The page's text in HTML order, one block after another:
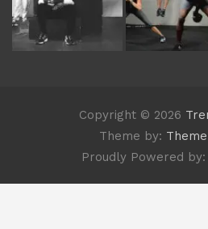
Copyright © 2026
Theme by:
Proudly Powered by: